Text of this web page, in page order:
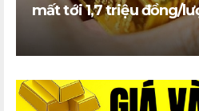
mất tới 1,7 triệu đồng/